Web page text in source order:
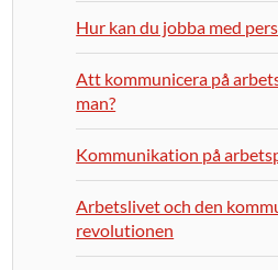
Hur kan du jobba med
Att kommunicera på
man?
Kommunikation på
Arbetslivet och den
revolutionen